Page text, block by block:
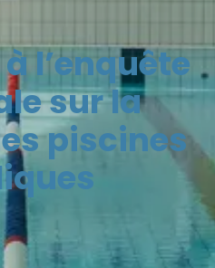
l’enquête
sur la
piscines